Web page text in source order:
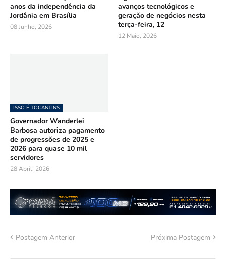
anos da independência da
Jordânia em Brasília
08 Junho, 2026
avanços tecnológicos e
geração de negócios nesta
terça-feira, 12
12 Maio, 2026
ISSO É TOCANTINS
Governador Wanderlei
Barbosa autoriza pagamento
de progressões de 2025 e
2026 para quase 10 mil
servidores
28 Abril, 2026
Postagem Anterior Próxima Postagem